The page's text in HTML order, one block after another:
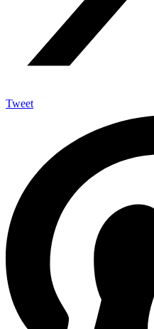
Tweet